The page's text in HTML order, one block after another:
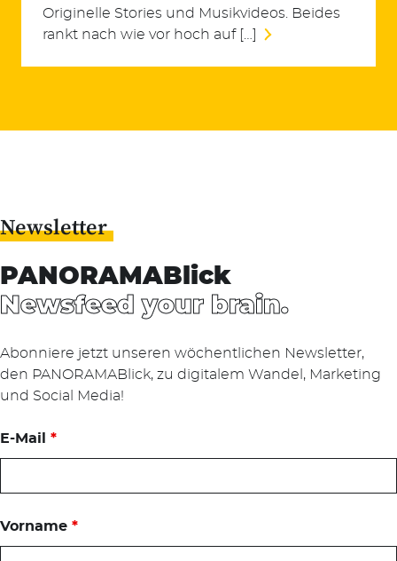
Originelle Stories und Musikvideos. Beides
rankt nach wie vor hoch auf […]
Newsletter
PANORAMABlick
Newsfeed your brain.
Abonniere jetzt unseren wöchentlichen Newsletter,
den PANORAMABlick, zu digitalem Wandel, Marketing
und Social Media!
E-Mail *
Vorname *